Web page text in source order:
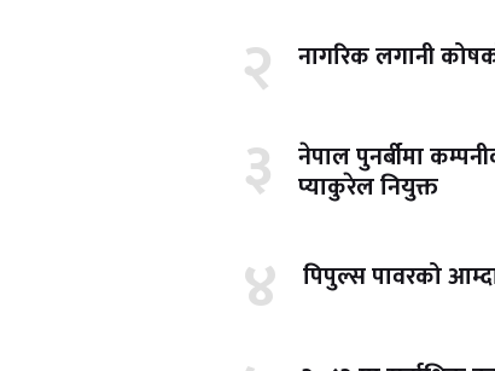
२ नागरिक लगानी
३ नेपाल पुनर्बीमा
प्याकुरेल नियुक्त
४ पिपुल्स पावरको